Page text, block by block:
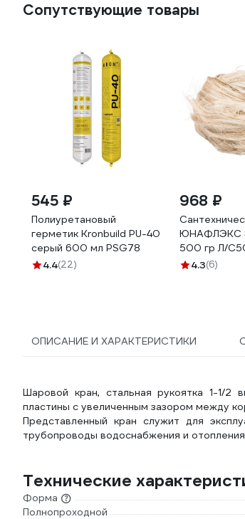
Сопутствующие товары
545 ₽
Полиуретановый
герметик Kronbuild PU-40
серый 600 мл PSG78
4.4(22)
968 ₽
ЮНАФЛЭКС
500 гр Л/
4.3(6)
ОПИСАНИЕ И ХАРАКТЕРИСТИКИ
Шаровой кран, стальная рукоятка 1-1/2
пластины с увеличенным зазором между
Представленный кран служит для
трубопроводы водоснабжения и
Технические
Форма
Полнопроходной